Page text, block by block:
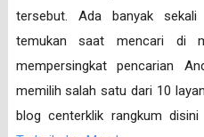
tersebut. Ada banyak
temukan saat mencari di
mempersingkat pencarian
memilih salah satu dari 10
blog centerklik rangkum